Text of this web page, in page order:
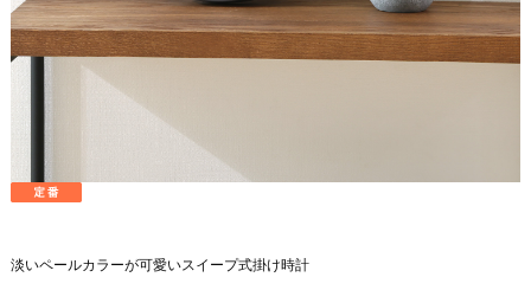
淡いペールカラーが可愛いスイープ式掛け時計